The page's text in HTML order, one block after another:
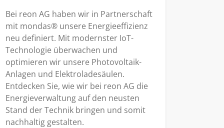
Bei reon AG haben wir in Partnerschaft
mit mondas® unsere Energieeffizienz
neu definiert. Mit modernster IoT-
Technologie überwachen und
optimieren wir unsere Photovoltaik-
Anlagen und Elektroladesäulen.
Entdecken Sie, wie wir bei reon AG die
Energieverwaltung auf den neusten
Stand der Technik bringen und somit
nachhaltig gestalten.